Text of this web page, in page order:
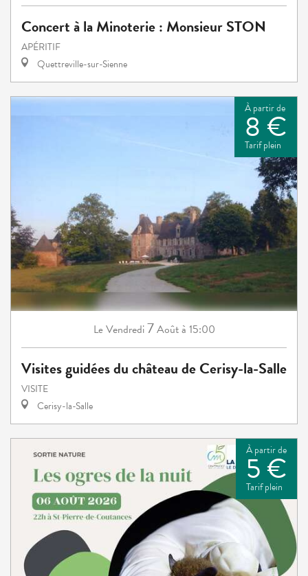
Concert à la Minoterie : Monsieur STON
APÉRITIF
Quettreville-sur-Sienne
À partir de
8 €
Tarif plein
Le Vendredi7Aoûtà 15:00
Visites guidées du château de Cerisy-la-Salle
VISITE
Cerisy-la-Salle
À partir de
5 €
Tarif plein